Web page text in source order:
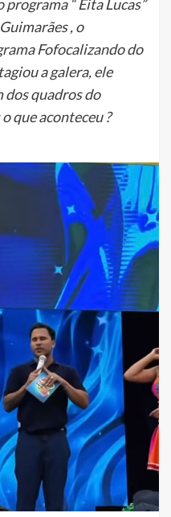
“ Eita Lucas”
, o
Fofocalizando do
a galera, ele
dos quadros do
que aconteceu ?